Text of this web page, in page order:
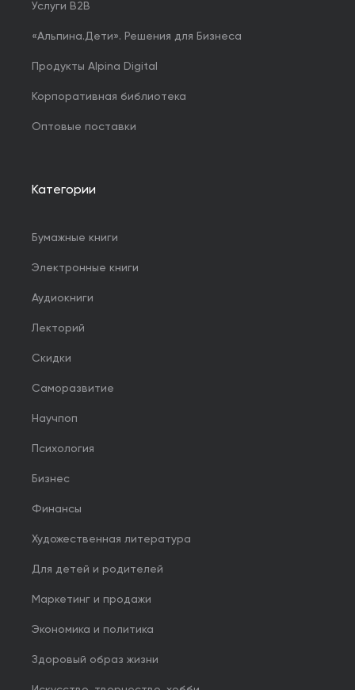
Услуги B2B
«Альпина.Дети». Решения для Бизнеса
Продукты Alpina Digital
Корпоративная библиотека
Оптовые поставки
Категории
Бумажные книги
Электронные книги
Аудиокниги
Лекторий
Скидки
Саморазвитие
Научпоп
Психология
Бизнес
Финансы
Художественная литература
Для детей и родителей
Маркетинг и продажи
Экономика и политика
Здоровый образ жизни